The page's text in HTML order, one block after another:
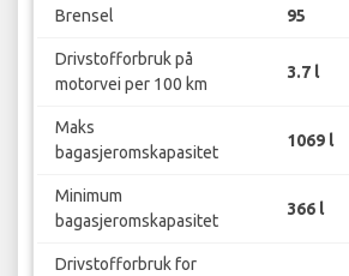
Brensel 95
Drivstofforbruk på
motorvei per 100 km
3.7 l
Maks
bagasjeromskapasitet
1069 l
Minimum
bagasjeromskapasitet
366 l
Drivstofforbruk for